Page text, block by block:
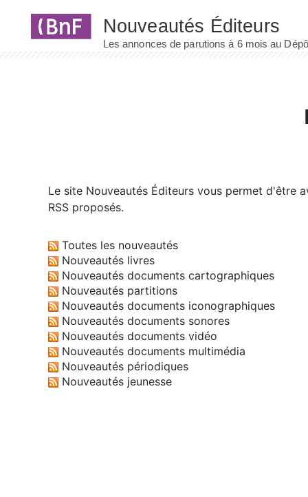
Le site Nouveautés Éditeurs vous permet d'être
RSS proposés.
Toutes les nouveautés
Nouveautés livres
Nouveautés documents cartographiques
Nouveautés partitions
Nouveautés documents iconographiques
Nouveautés documents sonores
Nouveautés documents vidéo
Nouveautés documents multimédia
Nouveautés périodiques
Nouveautés jeunesse